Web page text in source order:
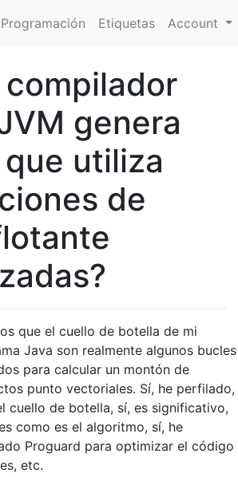
Programación Etiquetas Account
genera
utiliza
de
que el cuello de botella de mi
Java son realmente algunos bucles
para calcular un montón de
punto vectoriales. Sí, he perfilado,
cuello de botella, sí, es significativo,
como es el algoritmo, sí, he
Proguard para optimizar el código
etc.